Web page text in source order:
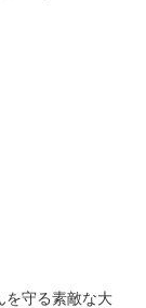
を守る素敵な大